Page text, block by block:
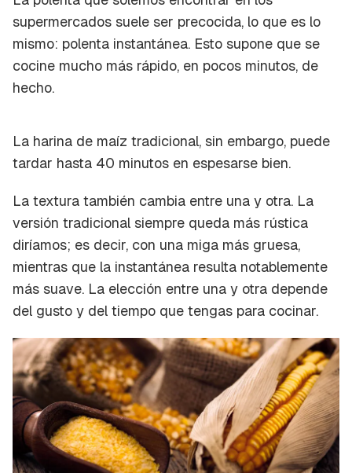
supermercados suele ser precocida, lo que es lo
mismo: polenta instantánea. Esto supone que se
cocine mucho más rápido, en pocos minutos, de
hecho.
La harina de maíz tradicional, sin embargo, puede
tardar hasta 40 minutos en espesarse bien.
La textura también cambia entre una y otra. La
versión tradicional siempre queda más rústica
diríamos; es decir, con una miga más gruesa,
mientras que la instantánea resulta notablemente
más suave. La elección entre una y otra depende
del gusto y del tiempo que tengas para cocinar.